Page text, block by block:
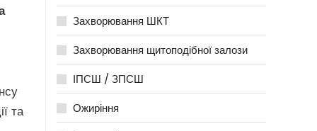
та
Захворювання ШКТ
Захворювання щитоподібної залози
ІПСШ / ЗПСШ
Ожиріння